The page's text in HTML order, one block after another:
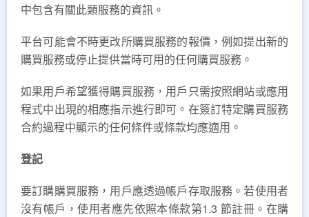
中包含有關此類服務的資訊。
平台可能會不時更改所購買服務的報價，例如提出新的
購買服務或停止提供當時可用的任何購買服務。
如果用戶希望獲得購買服務，用戶只需按照網站或應用
程式中出現的相應指示進行即可。在簽訂特定購買服務
合約過程中顯示的任何條件或條款均應適用。
登記
要訂購購買服務，用戶應透過帳戶存取服務。若使用者
沒有帳戶，使用者應先依照本條款第1.3 節註冊。在購